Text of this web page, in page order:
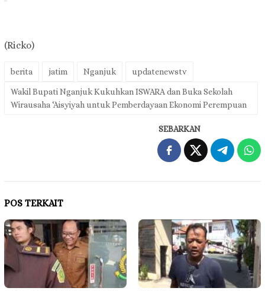
(Ricko)
berita jatim Nganjuk updatenewstv
Wakil Bupati Nganjuk Kukuhkan ISWARA dan Buka Sekolah
Wirausaha ‘Aisyiyah untuk Pemberdayaan Ekonomi Perempuan
SEBARKAN
POS TERKAIT